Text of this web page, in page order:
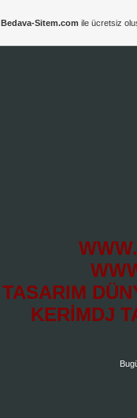
TASARIM
KERİMDJ
Bedava-Sitem.com ile ücretsiz